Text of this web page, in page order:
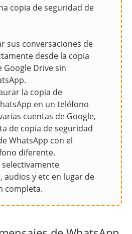
copia de seguridad de
sus conversaciones de
desde la copia
Google Drive sin
la copia de
en un teléfono
cuentas de Google,
de copia de seguridad
WhatsApp con el
diferente.
audios y etc en lugar de
completa.